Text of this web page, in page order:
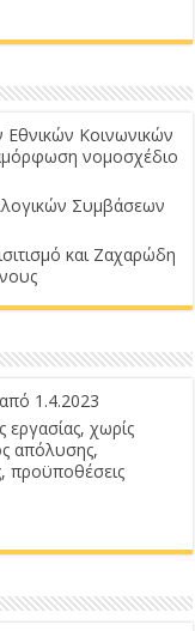
Εθνικών Κοινωνικών
νομοσχέδιο
Συμβάσεων
και Ζαχαρώδη
1.4.2023
χωρίς
απόλυσης,
προϋποθέσεις